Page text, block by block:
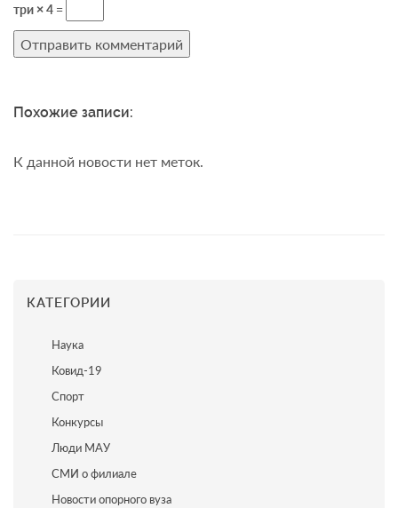
три × 4 =
Похожие записи:
К данной новости нет меток.
КАТЕГОРИИ
Наука
Ковид-19
Спорт
Конкурсы
Люди МАУ
СМИ о филиале
Новости опорного вуза